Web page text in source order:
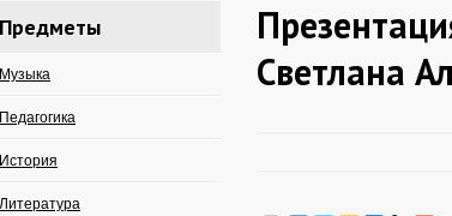
Предметы
Музыка
Педагогика
История
Литература
Светлана